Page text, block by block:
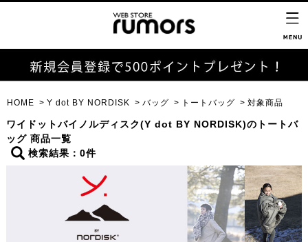
HOME Y dot BY NORDISK バッグ トートバッグ 対象商品
ワイドットバイノルディスク(Y dot BY NORDISK)のトートバ
ッグ 商品一覧
検索結果：0件